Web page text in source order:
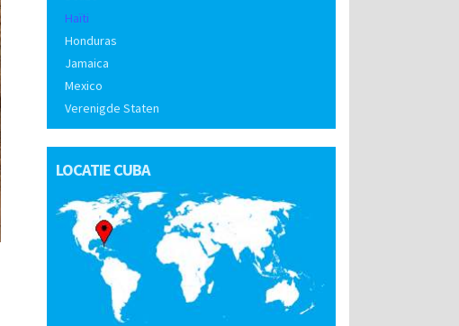
Haïti
Honduras
Jamaica
Mexico
Verenigde Staten
LOCATIE CUBA